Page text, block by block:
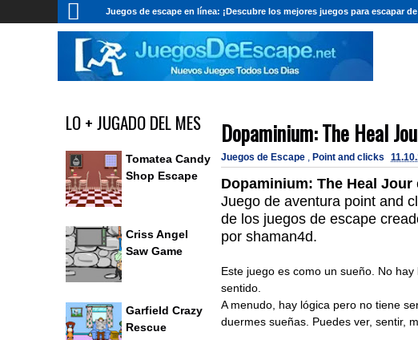
Juegos de escape en línea: ¡Descubre los mejores juegos para escapar
Dopaminium: The Heal
Juegos de Escape , Point and clicks
Dopaminium: The Heal Jour
Juego de aventura point and
de los juegos de escape
por shaman4d.
Este juego es como un sueño. No
sentido.
A menudo, hay lógica pero no tiene
duermes sueñas. Puedes ver, sentir,
LO + JUGADO DEL MES
Tomatea Candy
Shop Escape
Criss Angel
Saw Game
Garfield Crazy
Rescue